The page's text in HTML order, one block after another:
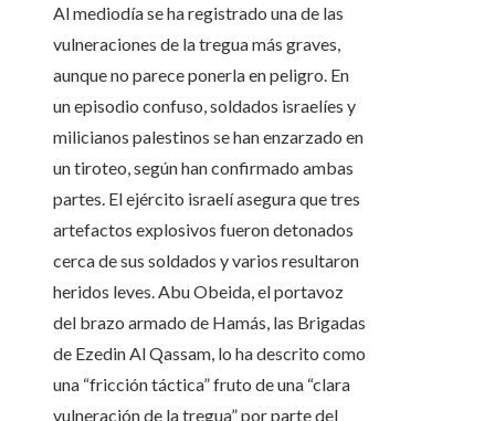
Al mediodía se ha registrado una de las
vulneraciones de la tregua más graves,
aunque no parece ponerla en peligro. En
un episodio confuso, soldados israelíes y
milicianos palestinos se han enzarzado en
un tiroteo, según han confirmado ambas
partes. El ejército israelí asegura que tres
artefactos explosivos fueron detonados
cerca de sus soldados y varios resultaron
heridos leves. Abu Obeida, el portavoz
del brazo armado de Hamás, las Brigadas
de Ezedin Al Qassam, lo ha descrito como
una “fricción táctica” fruto de una “clara
vulneración de la tregua” por parte del